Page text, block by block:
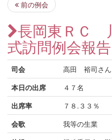
前の例会
長岡東ＲＣ
式訪問例会報告
司会
高田 裕司さん
本日の出席
４７名
出席率
７８.３３％
会歌
我等の生業